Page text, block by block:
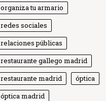
organiza tu armario
redes sociales
relaciones públicas
restaurante gallego madrid
restaurante madrid
óptica
óptica madrid
Globe Comunicación
Solemos responder enseguida